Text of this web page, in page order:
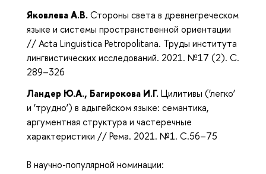
Яковлева А.В.Стороны света в древнегреческом
языке и системы пространственной ориентации
// Acta Linguistica Petropolitana. Труды института
лингвистических исследований. 2021. №17 (2). С.
289–326
Ландер Ю.А., Багирокова И.Г.Цилитивы (‘легко’
и ‘трудно’) в адыгейском языке: семантика,
аргументная структура и частеречные
характеристики // Рема. 2021. №1. С.56–75
В научно-популярной номинации: